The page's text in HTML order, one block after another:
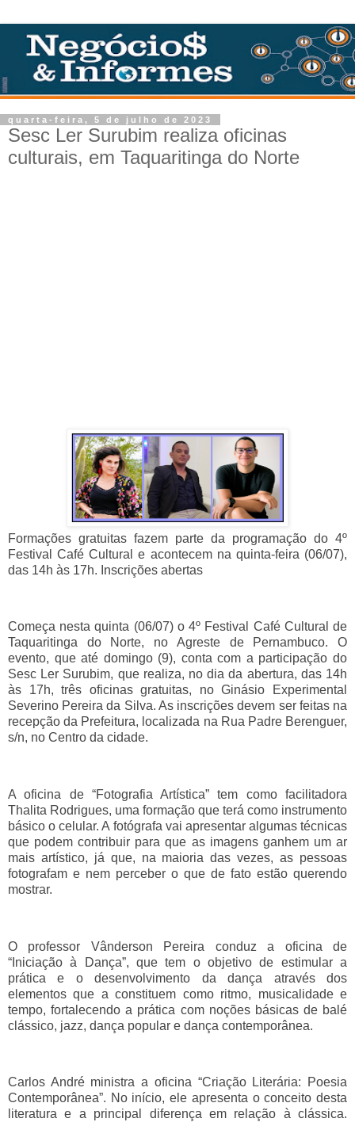
quarta-feira, 5 de julho de 2023
Sesc Ler Surubim realiza oficinas
culturais, em Taquaritinga do Norte
Formações gratuitas fazem parte da programação do 4º
Festival Café Cultural e acontecem na quinta-feira (06/07),
das 14h às 17h. Inscrições abertas
Começa nesta quinta (06/07) o 4º Festival Café Cultural de
Taquaritinga do Norte, no Agreste de Pernambuco. O
evento, que até domingo (9), conta com a participação do
Sesc Ler Surubim, que realiza, no dia da abertura, das 14h
às 17h, três oficinas gratuitas, no Ginásio Experimental
Severino Pereira da Silva. As inscrições devem ser feitas na
recepção da Prefeitura, localizada na Rua Padre Berenguer,
s/n, no Centro da cidade.
A oficina de “Fotografia Artística” tem como facilitadora
Thalita Rodrigues, uma formação que terá como instrumento
básico o celular. A fotógrafa vai apresentar algumas técnicas
que podem contribuir para que as imagens ganhem um ar
mais artístico, já que, na maioria das vezes, as pessoas
fotografam e nem perceber o que de fato estão querendo
mostrar.
O professor Vânderson Pereira conduz a oficina de
“Iniciação à Dança”, que tem o objetivo de estimular a
prática e o desenvolvimento da dança através dos
elementos que a constituem como ritmo, musicalidade e
tempo, fortalecendo a prática com noções básicas de balé
clássico, jazz, dança popular e dança contemporânea.
Carlos André ministra a oficina “Criação Literária: Poesia
Contemporânea”. No início, ele apresenta o conceito desta
literatura e a principal diferença em relação à clássica.